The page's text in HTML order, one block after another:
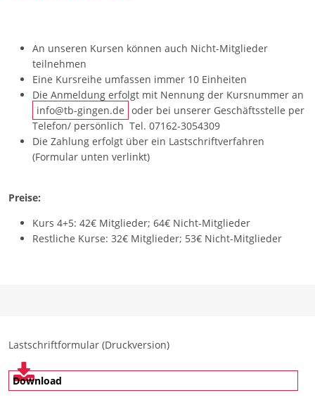
An unseren Kursen können auch Nicht-Mitglieder
teilnehmen
Eine Kursreihe umfassen immer 10 Einheiten
Die Anmeldung erfolgt mit Nennung der Kursnummer an
info@tb-gingen.de oder bei unserer Geschäftsstelle per
Telefon/ persönlich Tel. 07162-3054309
Die Zahlung erfolgt über ein Lastschriftverfahren
(Formular unten verlinkt)
Preise:
Kurs 4+5: 42€ Mitglieder; 64€ Nicht-Mitglieder
Restliche Kurse: 32€ Mitglieder; 53€ Nicht-Mitglieder
Lastschriftformular (Druckversion)
Download